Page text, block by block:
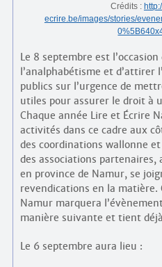
Crédits :
ecrire.be/images/stories/
Le 8 septembre est
l’analphabétisme et d’attirer
publics sur l’urgence de
utiles pour assurer le droit à
Chaque année Lire et Écrire
activités dans ce cadre aux
des coordinations wallonne
des associations partenaires,
en province de Namur, se
revendications en la matière.
Namur marquera
manière suivante et tient
Le 6 septembre aura lieu :